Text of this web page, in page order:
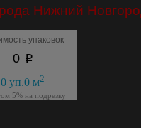
Нижний
упаковок
0 p
0 уп.0 м2
5% на подрезку